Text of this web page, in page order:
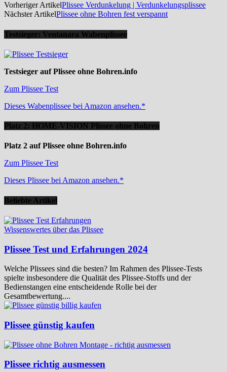
Vorheriger ArtikelPlissee Verdunkelung | Verdunkelungsplissee
Nächster ArtikelPlissee ohne Bohren fest verspannt
Testsieger: Ventanara Wabenplissee
Testsieger auf Plissee ohne Bohren.info
Zum Plissee Test
Dieses Wabenplissee bei Amazon ansehen.*
Platz 2: HOME-VISION Plissee ohne Bohren
Platz 2 auf Plissee ohne Bohren.info
Zum Plissee Test
Dieses Plissee bei Amazon ansehen.*
Beliebte Artikel
Wissenswertes über das Plissee
Plissee Test und Erfahrungen 2024
Welche Plissees sind die besten? Im Rahmen des Plissee-Tests
spielte insbesondere die Qualität des Plissee-Stoffs und der
Bedienstangen eine entscheidende Rolle bei der
Gesamtbewertung....
Plissee günstig kaufen
Plissee richtig ausmessen